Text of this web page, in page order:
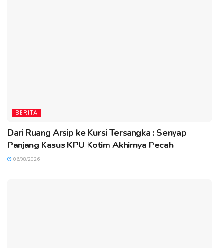
BERITA
Dari Ruang Arsip ke Kursi Tersangka : Senyap
Panjang Kasus KPU Kotim Akhirnya Pecah
06/08/2026